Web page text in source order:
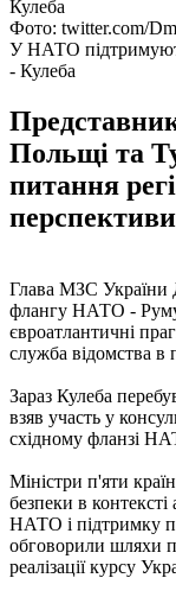
Фото: twitter.com/
У НАТО
- Кулеба
Польщі та
питання
Глава МЗС України
флангу НАТО -
євроатлантичні
служба відомства в
Зараз Кулеба
взяв участь у
східному фланзі
Міністри п'яти
безпеки в
НАТО і підтримку
обговорили шляхи
реалізації курсу